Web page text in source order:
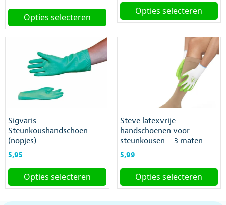
Opties selecteren
Dit
meerdere
variaties.
optie
kan
worden
op
de
productpagina
Opties selecteren
Dit
op
de
productpagina
Sigvaris
Steunkoushandschoen
(nopjes)
5,95
Opties selecteren
Dit
product
Steve latexvrije
handschoenen voor
steunkousen – 3 maten
5,99
Opties selecteren
Dit
product